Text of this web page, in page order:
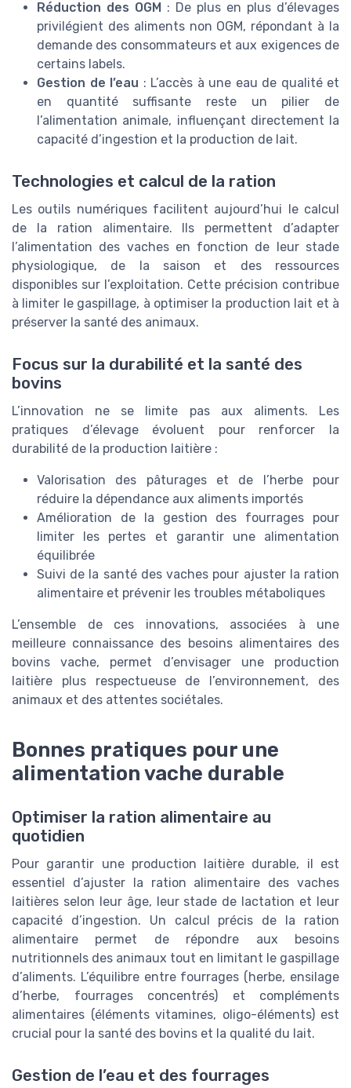
Réduction des OGM : De plus en plus d’élevages
privilégient des aliments non OGM, répondant à la
demande des consommateurs et aux exigences de
certains labels.
Gestion de l’eau : L’accès à une eau de qualité et
en quantité suffisante reste un pilier de
l’alimentation animale, influençant directement la
capacité d’ingestion et la production de lait.
Technologies et calcul de la ration
Les outils numériques facilitent aujourd’hui le calcul
de la ration alimentaire. Ils permettent d’adapter
l’alimentation des vaches en fonction de leur stade
physiologique, de la saison et des ressources
disponibles sur l’exploitation. Cette précision contribue
à limiter le gaspillage, à optimiser la production lait et à
préserver la santé des animaux.
Focus sur la durabilité et la santé des
bovins
L’innovation ne se limite pas aux aliments. Les
pratiques d’élevage évoluent pour renforcer la
durabilité de la production laitière :
Valorisation des pâturages et de l’herbe pour
réduire la dépendance aux aliments importés
Amélioration de la gestion des fourrages pour
limiter les pertes et garantir une alimentation
équilibrée
Suivi de la santé des vaches pour ajuster la ration
alimentaire et prévenir les troubles métaboliques
L’ensemble de ces innovations, associées à une
meilleure connaissance des besoins alimentaires des
bovins vache, permet d’envisager une production
laitière plus respectueuse de l’environnement, des
animaux et des attentes sociétales.
Bonnes pratiques pour une
alimentation vache durable
Optimiser la ration alimentaire au
quotidien
Pour garantir une production laitière durable, il est
essentiel d’ajuster la ration alimentaire des vaches
laitières selon leur âge, leur stade de lactation et leur
capacité d’ingestion. Un calcul précis de la ration
alimentaire permet de répondre aux besoins
nutritionnels des animaux tout en limitant le gaspillage
d’aliments. L’équilibre entre fourrages (herbe, ensilage
d’herbe, fourrages concentrés) et compléments
alimentaires (éléments vitamines, oligo-éléments) est
crucial pour la santé des bovins et la qualité du lait.
Gestion de l’eau et des fourrages